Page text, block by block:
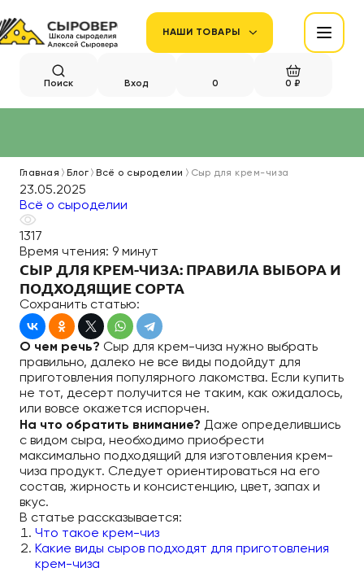
НАШИ ТОВАРЫ
Поиск Вход 0 0 ₽
Главная Блог Всё о сыроделии Сыр для крем-чиза
23.05.2025
Всё о сыроделии
1317
Время чтения: 9 минут
СЫР ДЛЯ КРЕМ-ЧИЗА: ПРАВИЛА ВЫБОРА И
ПОДХОДЯЩИЕ СОРТА
Сохранить статью:
О чем речь? Сыр для крем-чиза нужно выбрать
правильно, далеко не все виды подойдут для
приготовления популярного лакомства. Если купить
не тот, десерт получится не таким, как ожидалось,
или вовсе окажется испорчен.
На что обратить внимание? Даже определившись
с видом сыра, необходимо приобрести
максимально подходящий для изготовления крем-
чиза продукт. Следует ориентироваться на его
состав, жирность и консистенцию, цвет, запах и
вкус.
В статье рассказывается:
Что такое крем-чиз
Какие виды сыров подходят для приготовления
крем-чиза